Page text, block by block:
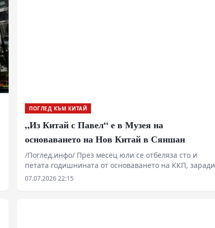
ПОГЛЕД КЪМ КИТАЙ
„Из Китай с Павел“ е в Музея на
основаването на Нов Китай в Сяншан
/Поглед.инфо/ През месец юли се отбеляза сто и
петата годишнината от основаването на ККП, заради
това в новия епизод на „Из Китай с Павел“ ще видим
07.07.2026 22:15